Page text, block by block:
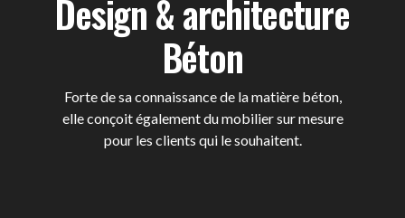
Design & architecture
Béton
Forte de sa connaissance de la matière béton,
elle conçoit également du mobilier sur mesure
pour les clients qui le souhaitent.